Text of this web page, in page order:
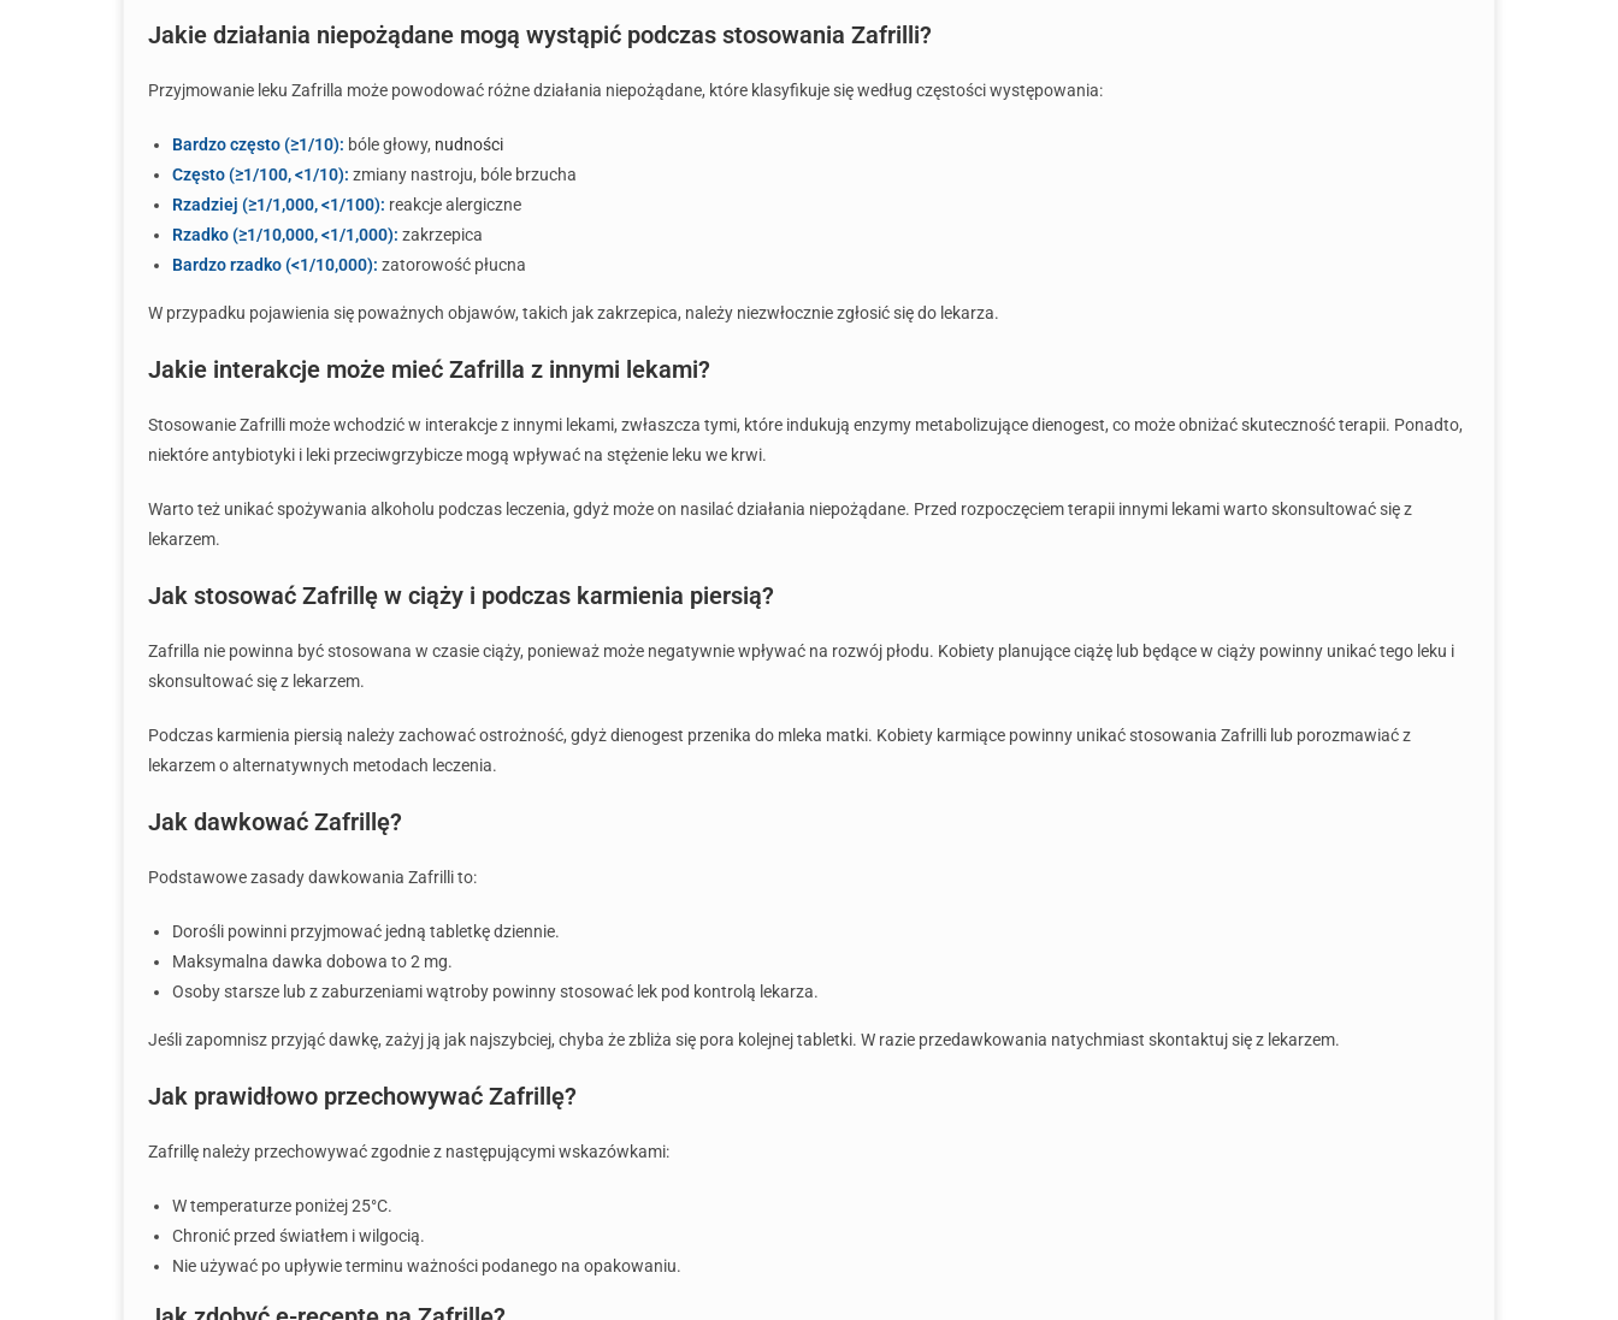
Jakie działania niepożądane mogą wystąpić podczas stosowania Zafrilli?
Przyjmowanie leku Zafrilla może powodować różne działania niepożądane, które klasyfikuje się według częstości występowania:
Bardzo często (≥1/10): bóle głowy, nudności
Często (≥1/100, <1/10): zmiany nastroju, bóle brzucha
Rzadziej (≥1/1,000, <1/100): reakcje alergiczne
Rzadko (≥1/10,000, <1/1,000): zakrzepica
Bardzo rzadko (<1/10,000): zatorowość płucna
W przypadku pojawienia się poważnych objawów, takich jak zakrzepica, należy niezwłocznie zgłosić się do lekarza.
Jakie interakcje może mieć Zafrilla z innymi lekami?
Stosowanie Zafrilli może wchodzić w interakcje z innymi lekami, zwłaszcza tymi, które indukują enzymy metabolizujące dienogest, co może obniżać skuteczność terapii. Ponadto,
niektóre antybiotyki i leki przeciwgrzybicze mogą wpływać na stężenie leku we krwi.
Warto też unikać spożywania alkoholu podczas leczenia, gdyż może on nasilać działania niepożądane. Przed rozpoczęciem terapii innymi lekami warto skonsultować się z
lekarzem.
Jak stosować Zafrillę w ciąży i podczas karmienia piersią?
Zafrilla nie powinna być stosowana w czasie ciąży, ponieważ może negatywnie wpływać na rozwój płodu. Kobiety planujące ciążę lub będące w ciąży powinny unikać tego leku i
skonsultować się z lekarzem.
Podczas karmienia piersią należy zachować ostrożność, gdyż dienogest przenika do mleka matki. Kobiety karmiące powinny unikać stosowania Zafrilli lub porozmawiać z
lekarzem o alternatywnych metodach leczenia.
Jak dawkować Zafrillę?
Podstawowe zasady dawkowania Zafrilli to:
Dorośli powinni przyjmować jedną tabletkę dziennie.
Maksymalna dawka dobowa to 2 mg.
Osoby starsze lub z zaburzeniami wątroby powinny stosować lek pod kontrolą lekarza.
Jeśli zapomnisz przyjąć dawkę, zażyj ją jak najszybciej, chyba że zbliża się pora kolejnej tabletki. W razie przedawkowania natychmiast skontaktuj się z lekarzem.
Jak prawidłowo przechowywać Zafrillę?
Zafrillę należy przechowywać zgodnie z następującymi wskazówkami:
W temperaturze poniżej 25°C.
Chronić przed światłem i wilgocią.
Nie używać po upływie terminu ważności podanego na opakowaniu.